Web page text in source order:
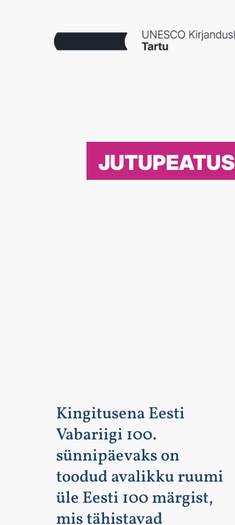
JUTUPEATUS
Kingitusena Eesti
Vabariigi 100.
sünnipäevaks on
toodud avalikku ruumi
üle Eesti 100 märgist,
mis tähistavad